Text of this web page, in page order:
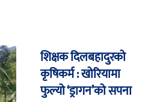
शिक्षक दिलबहादुरको
कृषिकर्म : खोरियामा
फुल्यो ‘ड्रागन’को सपना